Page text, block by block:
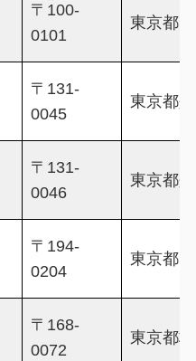
〒100-
0101
東京都
〒131-
0045
東京都
〒131-
0046
東京都
〒194-
0204
東京都
〒168-
0072
東京都